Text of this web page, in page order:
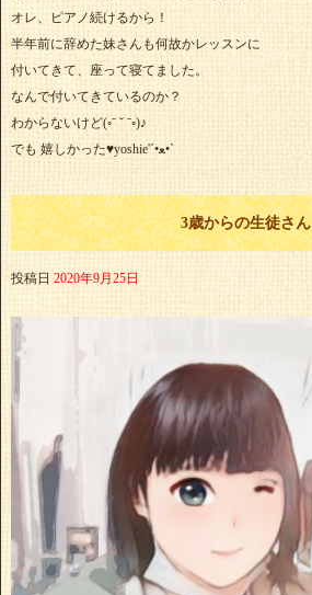
オレ、ピアノ続けるから！
半年前に辞めた妹さんも何故かレッスンに
付いてきて、座って寝てました。
なんで付いてきているのか？
わからないけど(◦ˉ ˘ ˉ◦)♪
でも 嬉しかった♥yoshie'‎´•ﻌ•`
3歳からの生徒さん
投稿日 2020年9月25日